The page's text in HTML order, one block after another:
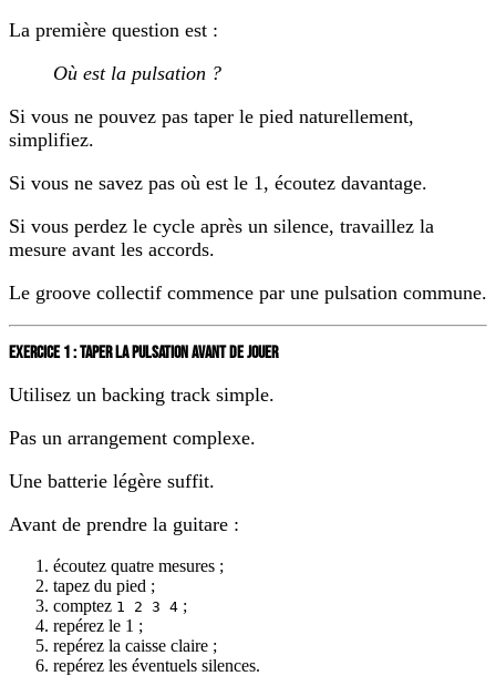
La première question est :
Où est la pulsation ?
Si vous ne pouvez pas taper le pied naturellement,
simplifiez.
Si vous ne savez pas où est le 1, écoutez davantage.
Si vous perdez le cycle après un silence, travaillez la
mesure avant les accords.
Le groove collectif commence par une pulsation commune.
EXERCICE 1 : TAPER LA PULSATION AVANT DE JOUER
Utilisez un backing track simple.
Pas un arrangement complexe.
Une batterie légère suffit.
Avant de prendre la guitare :
écoutez quatre mesures ;
tapez du pied ;
comptez 1 2 3 4 ;
repérez le 1 ;
repérez la caisse claire ;
repérez les éventuels silences.